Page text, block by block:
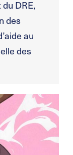
DRE,
des
au
des